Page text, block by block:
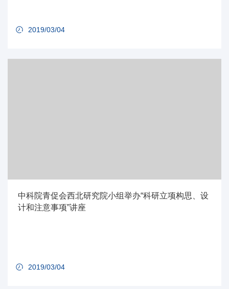
2019/03/04
中科院青促会西北研究院小组举办“科研立项构思、设
计和注意事项”讲座
2019/03/04